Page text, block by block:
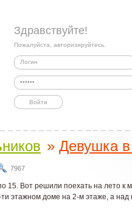
Здравствуйте!
Пожалуйста, авторизируйтесь.
» Девушка
7967
15. Вот решили поехать на лето к
этажном доме на 2-м этаже, а